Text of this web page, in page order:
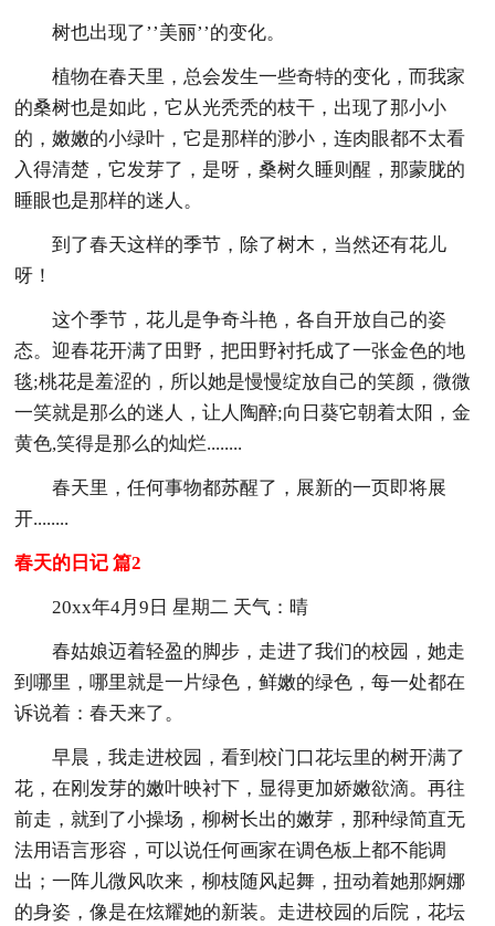
树也出现了’’美丽’’的变化。
植物在春天里，总会发生一些奇特的变化，而我家
的桑树也是如此，它从光秃秃的枝干，出现了那小小
的，嫩嫩的小绿叶，它是那样的渺小，连肉眼都不太看
入得清楚，它发芽了，是呀，桑树久睡则醒，那蒙胧的
睡眼也是那样的迷人。
到了春天这样的季节，除了树木，当然还有花儿
呀！
这个季节，花儿是争奇斗艳，各自开放自己的姿
态。迎春花开满了田野，把田野衬托成了一张金色的地
毯;桃花是羞涩的，所以她是慢慢绽放自己的笑颜，微微
一笑就是那么的迷人，让人陶醉;向日葵它朝着太阳，金
黄色,笑得是那么的灿烂........
春天里，任何事物都苏醒了，展新的一页即将展
开........
春天的日记 篇2
20xx年4月9日 星期二 天气：晴
春姑娘迈着轻盈的脚步，走进了我们的校园，她走
到哪里，哪里就是一片绿色，鲜嫩的绿色，每一处都在
诉说着：春天来了。
早晨，我走进校园，看到校门口花坛里的树开满了
花，在刚发芽的嫩叶映衬下，显得更加娇嫩欲滴。再往
前走，就到了小操场，柳树长出的嫩芽，那种绿简直无
法用语言形容，可以说任何画家在调色板上都不能调
出；一阵儿微风吹来，柳枝随风起舞，扭动着她那婀娜
的身姿，像是在炫耀她的新装。走进校园的后院，花坛